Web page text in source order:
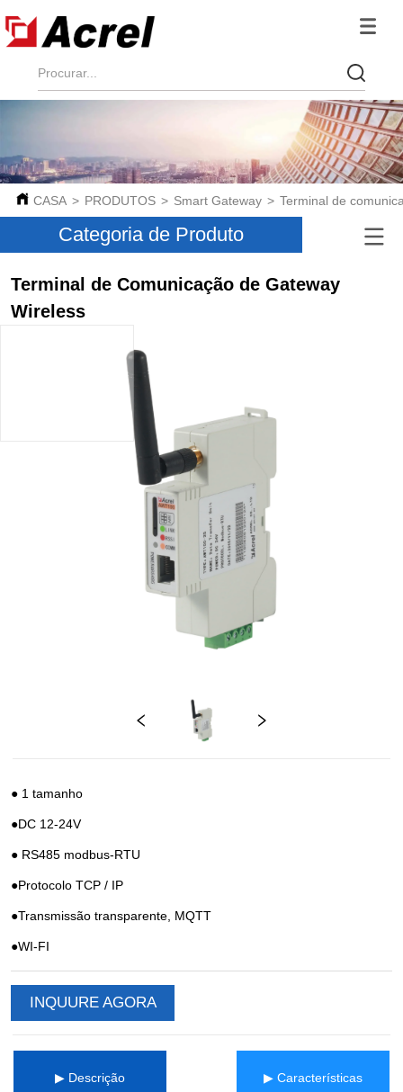
CASA > PRODUTOS > Smart Gateway > Terminal de
Categoria de Produto
Terminal de Comunicação de Gateway
Wireless
INQUURE AGORA
▶ Descrição ▶ Características